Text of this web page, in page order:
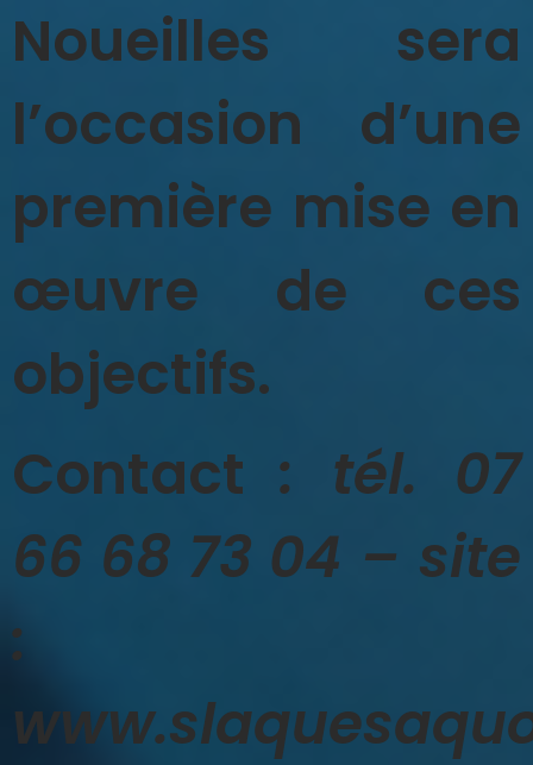
Noueilles sera
l’occasion d’une
première mise en
œuvre de ces
objectifs.
Contact: tél. 07
66 68 73 04 – site
: